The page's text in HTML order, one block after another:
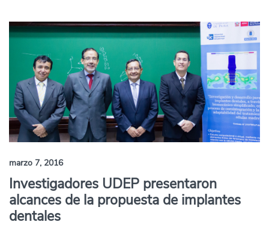
marzo 7, 2016
Investigadores UDEP presentaron
alcances de la propuesta de implantes
dentales